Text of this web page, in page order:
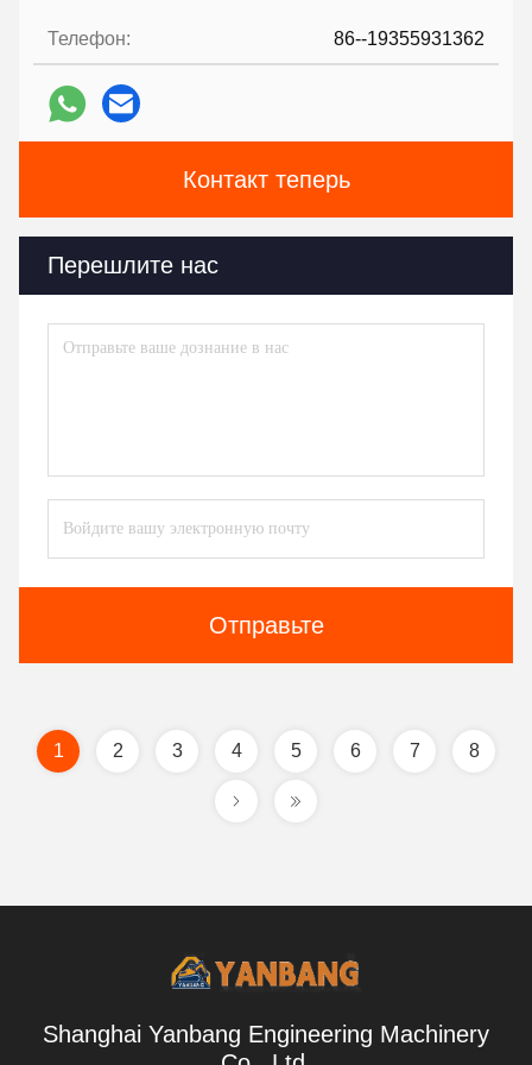
Телефон: 86--19355931362
Контакт теперь
Перешлите нас
Отправьте
1 2 3 4 5 6 7 8
Shanghai Yanbang Engineering Machinery